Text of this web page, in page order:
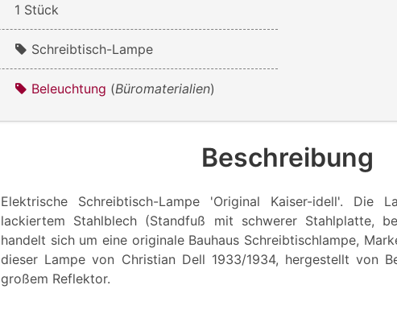
1 Stück
Schreibtisch-Lampe
Beleuchtung (Büromaterialien)
Beschreibung
Elektrische Schreibtisch-Lampe 'Original Kaiser-idell'. Die
lackiertem Stahlblech (Standfuß mit schwerer Stahlplatte,
handelt sich um eine originale Bauhaus Schreibtischlampe,
dieser Lampe von Christian Dell 1933/1934, hergestellt von
großem Reflektor.